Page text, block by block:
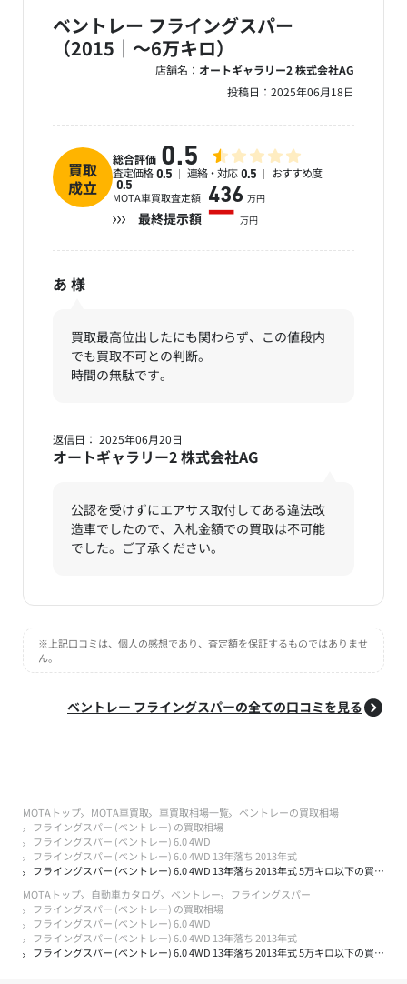
ベントレー フライングスパー
（2015｜～6万キロ）
店舗名： オートギャラリー2 株式会社AG
投稿日： 2025年06月18日
買取
成立
総合評価 0.5
査定価格 0.5 連絡・対応 0.5 おすすめ度
0.5
MOTA車買取査定額 436 万円
最終提示額 ー 万円
あ 様
買取最高位出したにも関わらず、この値段内
でも買取不可との判断。
時間の無駄です。
公認を受けずにエアサス取付してある違法改
造車でしたので、入札金額での買取は不可能
でした。ご了承ください。
オートギャラリー2 株式会社AG
返信日： 2025年06月20日
※上記口コミは、個人の感想であり、査定額を保証するものではありませ
ん。
ベントレー フライングスパーの全ての口コミを見る
MOTAトップ MOTA車買取 車買取相場一覧
ベントレーの買取相場
フライングスパー (ベントレー) の買取相場
フライングスパー (ベントレー) 6.0 4WD
フライングスパー (ベントレー) 6.0 4WD 13年落ち 2013年式
フライングスパー (ベントレー) 6.0 4WD 13年落ち 2013年式 5万キロ以下の買取実績
MOTAトップ
自動車カタログ ベントレー
フライングスパー
フライングスパー (ベントレー) の買取相場
フライングスパー (ベントレー) 6.0 4WD
フライングスパー (ベントレー) 6.0 4WD 13年落ち 2013年式
フライングスパー (ベントレー) 6.0 4WD 13年落ち 2013年式 5万キロ以下の買取実績